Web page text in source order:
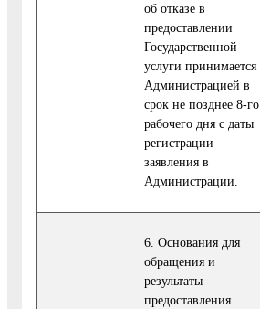
об отказе в
предоставлении
Государственной
услуги принимается
Администрацией в
срок не позднее 8-го
рабочего дня с даты
регистрации
заявления в
Администрации.
6. Основания для
обращения и
результаты
предоставления